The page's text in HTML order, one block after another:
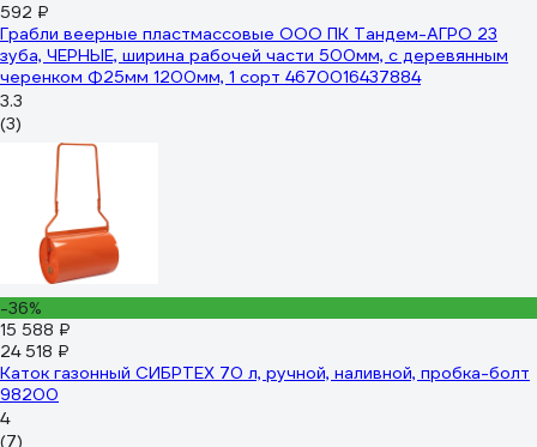
592 ₽
Грабли веерные пластмассовые ООО ПК Тандем-АГРО 23
зуба, ЧЕРНЫЕ, ширина рабочей части 500мм, с деревянным
черенком Ф25мм 1200мм, 1 сорт 4670016437884
3.3
(3)
-36%
15 588 ₽
24 518 ₽
Каток газонный СИБРТЕХ 70 л, ручной, наливной, пробка-болт
98200
4
(7)